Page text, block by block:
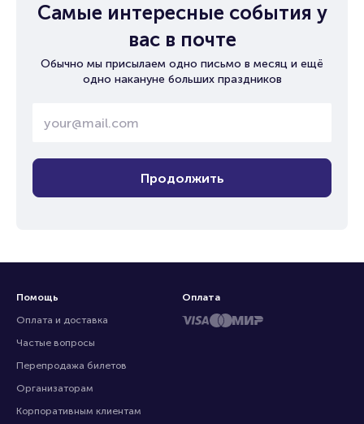
Самые интересные события у
вас в почте
Обычно мы присылаем одно письмо в месяц и ещё
одно накануне больших праздников
Продолжить
Помощь
Оплата и доставка
Частые вопросы
Перепродажа билетов
Организаторам
Корпоративным клиентам
Оплата